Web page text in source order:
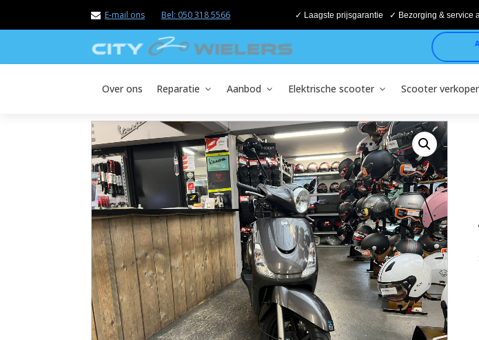
E-mail ons Bel: 050 318 5566 ✓ Laagste prijsgarantie ✓ Bezorging & service
Over ons Reparatie Aanbod Elektrische scooter Scooter